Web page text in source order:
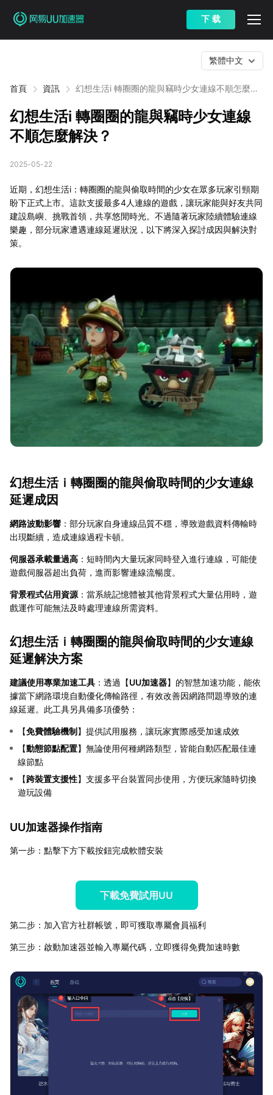
下 载
首頁 資訊
幻想生活i 轉圈圈的龍與竊時少女連線不順怎麼解
繁體中文
幻想生活i 轉圈圈的龍與竊時少女連線
不順怎麼解決？
2025-05-22
近期，幻想生活i：轉圈圈的龍與偷取時間的少女在眾多玩家引頸期
盼下正式上市。這款支援最多4人連線的遊戲，讓玩家能與好友共同
建設島嶼、挑戰首領，共享悠閒時光。不過隨著玩家陸續體驗連線
樂趣，部分玩家遭遇連線延遲狀況，以下將深入探討成因與解決對
策。
幻想生活ｉ轉圈圈的龍與偷取時間的少女連線
延遲成因
網路波動影響 ：部分玩家自身連線品質不穩，導致遊戲資料傳輸時
出現斷續，造成連線過程卡頓。
伺服器承載量過高 ：短時間內大量玩家同時登入進行連線，可能使
遊戲伺服器超出負荷，進而影響連線流暢度。
背景程式佔用資源 ：當系統記憶體被其他背景程式大量佔用時，遊
戲運作可能無法及時處理連線所需資料。
幻想生活ｉ轉圈圈的龍與偷取時間的少女連線
延遲解決方案
建議使用專業加速工具 ：透過【UU加速器】的智慧加速功能，能依
據當下網路環境自動優化傳輸路徑，有效改善因網路問題導致的連
線延遲。此工具另具備多項優勢：
【免費體驗機制】提供試用服務，讓玩家實際感受加速成效
【動態節點配置】無論使用何種網路類型，皆能自動匹配最佳連
線節點
【跨裝置支援性】支援多平台裝置同步使用，方便玩家隨時切換
遊玩設備
UU加速器操作指南
第一步：點擊下方下載按鈕完成軟體安裝
下載免費試用UU
第二步：加入官方社群帳號，即可獲取專屬會員福利
第三步：啟動加速器並輸入專屬代碼，立即獲得免費加速時數